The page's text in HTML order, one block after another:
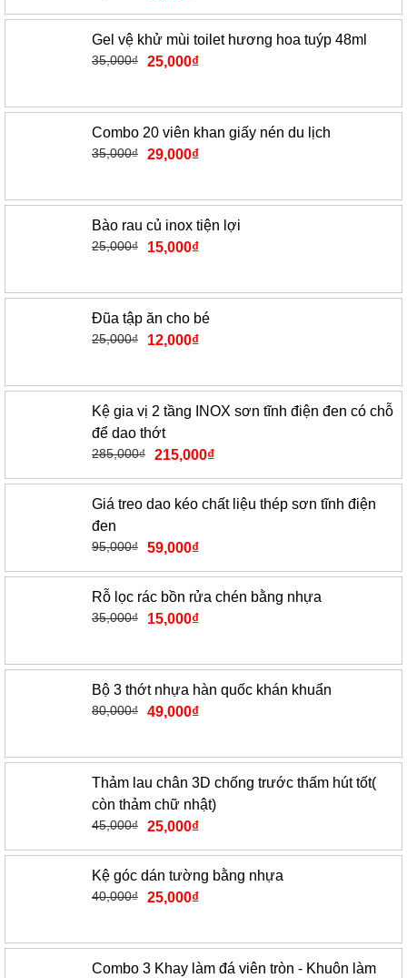
Gel vệ khử mùi toilet hương hoa tuýp 48ml
35,000₫ 25,000₫
Combo 20 viên khan giấy nén du lịch
35,000₫ 29,000₫
Bào rau củ inox tiện lợi
25,000₫ 15,000₫
Đũa tập ăn cho bé
25,000₫ 12,000₫
Kệ gia vị 2 tầng INOX sơn tĩnh điện đen có chỗ
để dao thớt
285,000₫ 215,000₫
Giá treo dao kéo chất liệu thép sơn tĩnh điện
đen
95,000₫ 59,000₫
Rỗ lọc rác bồn rửa chén bằng nhựa
35,000₫ 15,000₫
Bộ 3 thớt nhựa hàn quốc khán khuẩn
80,000₫ 49,000₫
Thảm lau chân 3D chống trước thấm hút tốt(
còn thảm chữ nhật)
45,000₫ 25,000₫
Kệ góc dán tường bằng nhựa
40,000₫ 25,000₫
Combo 3 Khay làm đá viên tròn - Khuôn làm